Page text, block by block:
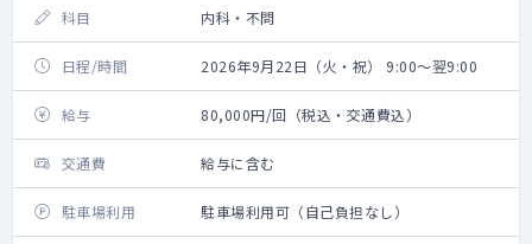
科目 内科・不問
日程/時間 2026年9月22日（火・祝） 9:00～翌9:00
給与 80,000円/回（税込・交通費込）
交通費 給与に含む
駐車場利用 駐車場利用可（自己負担なし）